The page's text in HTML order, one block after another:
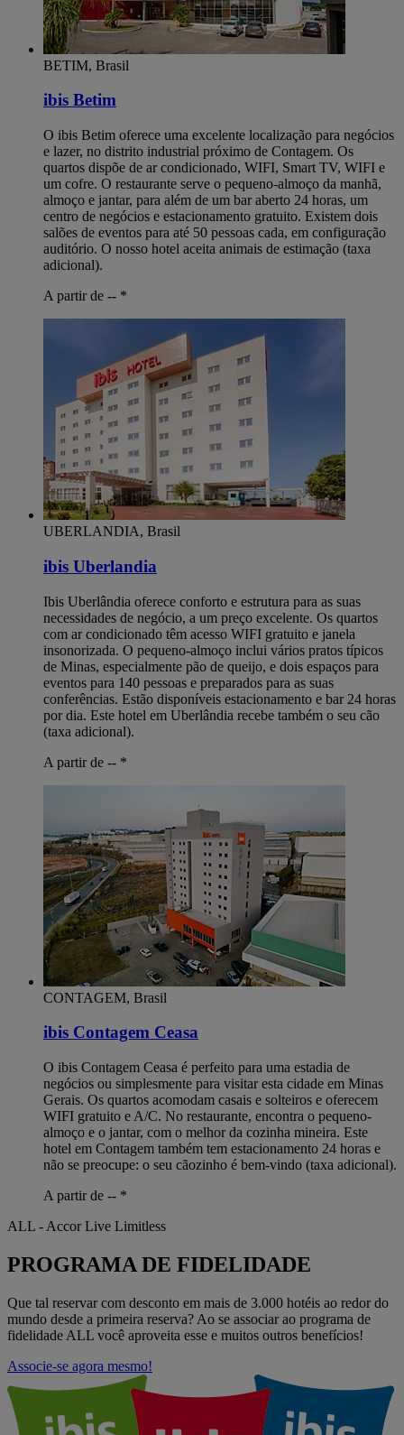
BETIM, Brasil
ibis Betim
O ibis Betim oferece uma excelente localização para negócios
e lazer, no distrito industrial próximo de Contagem. Os
quartos dispõe de ar condicionado, WIFI, Smart TV, WIFI e
um cofre. O restaurante serve o pequeno-almoço da manhã,
almoço e jantar, para além de um bar aberto 24 horas, um
centro de negócios e estacionamento gratuito. Existem dois
salões de eventos para até 50 pessoas cada, em configuração
auditório. O nosso hotel aceita animais de estimação (taxa
adicional).
A partir de -- *
UBERLANDIA, Brasil
ibis Uberlandia
Ibis Uberlândia oferece conforto e estrutura para as suas
necessidades de negócio, a um preço excelente. Os quartos
com ar condicionado têm acesso WIFI gratuito e janela
insonorizada. O pequeno-almoço inclui vários pratos típicos
de Minas, especialmente pão de queijo, e dois espaços para
eventos para 140 pessoas e preparados para as suas
conferências. Estão disponíveis estacionamento e bar 24 horas
por dia. Este hotel em Uberlândia recebe também o seu cão
(taxa adicional).
A partir de -- *
CONTAGEM, Brasil
ibis Contagem Ceasa
O ibis Contagem Ceasa é perfeito para uma estadia de
negócios ou simplesmente para visitar esta cidade em Minas
Gerais. Os quartos acomodam casais e solteiros e oferecem
WIFI gratuito e A/C. No restaurante, encontra o pequeno-
almoço e o jantar, com o melhor da cozinha mineira. Este
hotel em Contagem também tem estacionamento 24 horas e
não se preocupe: o seu cãozinho é bem-vindo (taxa adicional).
A partir de -- *
ALL - Accor Live Limitless
PROGRAMA DE FIDELIDADE
Que tal reservar com desconto em mais de 3.000 hotéis ao redor do
mundo desde a primeira reserva? Ao se associar ao programa de
fidelidade ALL você aproveita esse e muitos outros benefícios!
Associe-se agora mesmo!